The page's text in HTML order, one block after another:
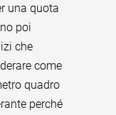
una quota
poi
che
come
quadro
perché